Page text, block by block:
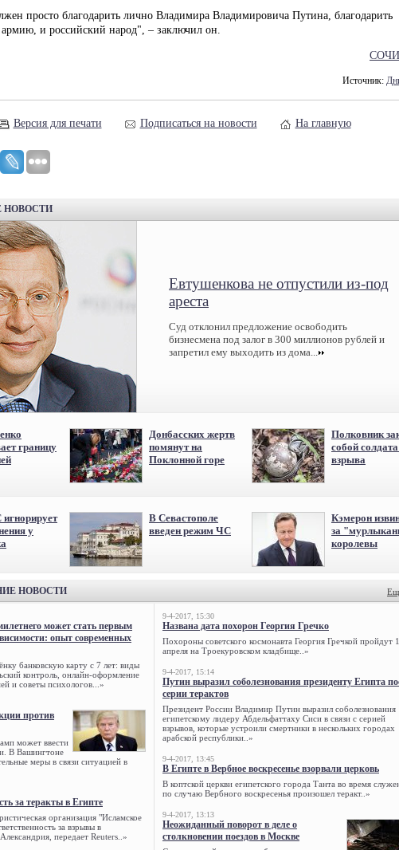
просто благодарить лично Владимира Владимировича Путина, благодарить
и российский народ", – заключил он.
СОЧИ
Источник:
Версия для печати Подписаться на новости На главную
НОВОСТИ
Евтушенкова не отпустили из-под
ареста
Суд отклонил предложение освободить
бизнесмена под залог в 300 миллионов рублей и
запретил ему выходить из дома...
границу
Донбасских жертв
помянут на
Поклонной горе
Полковник
собой
взрыва
у
В Севастополе
введен режим ЧС
Кэмерон
за
королевы
НОВОСТИ
может стать первым
опыт современных
банковскую карту с 7 лет: виды
контроль, онлайн-оформление
и советы психологов...»
против
может ввести
В Вашингтоне
меры в связи ситуацией в
за теракты в Египте
организация "Исламское
за взрывы в
передает Reuters..»
9-4-2017, 15:30
Названа дата похорон Георгия Гречко
Похороны советского космонавта Георгия Гречкой пройдут
апреля на Троекуровском кладбище..»
9-4-2017, 15:14
Путин выразил соболезнования президенту Египта
серии терактов
Президент России Владимир Путин выразил соболезнования
египетскому лидеру Абдельфаттаху Сиси в связи с серией
взрывов, которые устроили смертники в нескольких городах
арабской республики..»
9-4-2017, 13:45
В Египте в Вербное воскресенье взорвали церковь
В коптской церкви египетского города Танта во время
по случаю Вербного воскресенья произошел теракт..»
9-4-2017, 13:13
Неожиданный поворот в деле о
столкновении поездов в Москве